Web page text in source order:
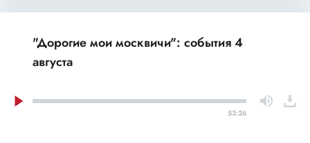
"Дорогие мои москвичи": события 4
августа
53:26